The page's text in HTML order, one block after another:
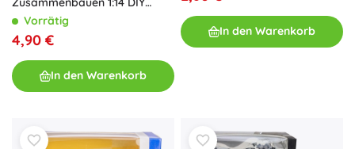
orange
Vorrätig
4,90 €
In den Warenkorb
In den Warenkorb